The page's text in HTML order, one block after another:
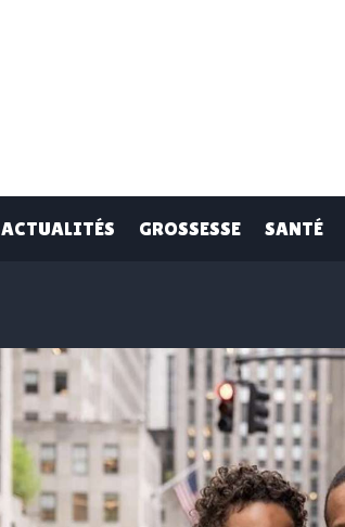
ACTUALITÉS GROSSESSE SANTÉ